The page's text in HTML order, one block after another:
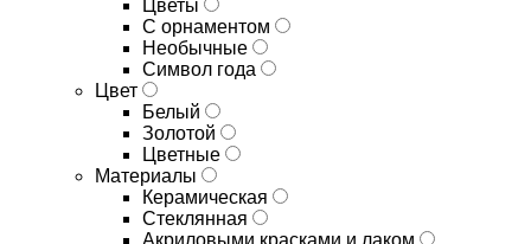
Цветы
С орнаментом
Необычные
Символ года
Цвет
Белый
Золотой
Цветные
Материалы
Керамическая
Стеклянная
Акриловыми красками и лаком